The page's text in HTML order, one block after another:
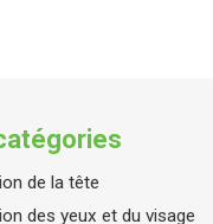
de la tête
des yeux et du visage